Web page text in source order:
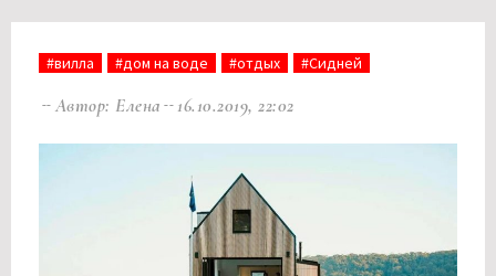
#вилла #дом на воде #отдых #Сидней
Автор: Елена 16.10.2019, 22:02